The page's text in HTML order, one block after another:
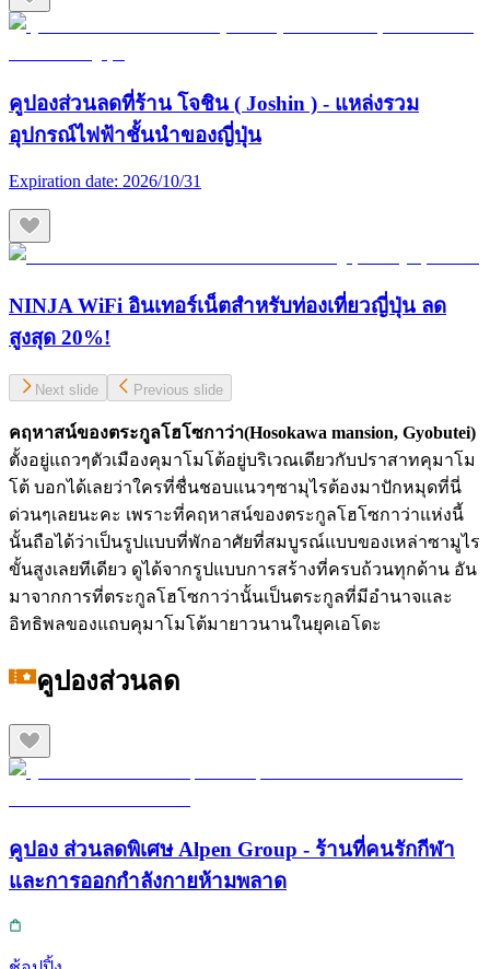
คูปองส่วนลดที่ร้าน โจชิน ( Joshin ) - แหล่งรวม
อุปกรณ์ไฟฟ้าชั้นนำของญี่ปุ่น
Expiration date: 2026/10/31
NINJA WiFi อินเทอร์เน็ตสำหรับท่องเที่ยวญี่ปุ่น ลด
สูงสุด 20%!
Next slide Previous slide
คฤหาสน์ของตระกูลโฮโซกาว่า(Hosokawa mansion, Gyobutei)
ตั้งอยู่แถวๆตัวเมืองคุมาโมโต้อยู่บริเวณเดียวกับปราสาทคุมาโม
โต้ บอกได้เลยว่าใครที่ชื่นชอบแนวๆซามุไรต้องมาปักหมุดที่นี่
ด่วนๆเลยนะคะ เพราะที่คฤหาสน์ของตระกูลโฮโซกาว่าแห่งนี้
นั้นถือได้ว่าเป็นรูปแบบที่พักอาศัยที่สมบูรณ์แบบของเหล่าซามูไร
ขั้นสูงเลยทีเดียว ดูได้จากรูปแบบการสร้างที่ครบถ้วนทุกด้าน อัน
มาจากการที่ตระกูลโฮโซกาว่านั้นเป็นตระกูลที่มีอำนาจและ
อิทธิพลของแถบคุมาโมโต้มายาวนานในยุคเอโดะ
คูปองส่วนลด
คูปอง ส่วนลดพิเศษ Alpen Group - ร้านที่คนรักกีฬา
และการออกกำลังกายห้ามพลาด